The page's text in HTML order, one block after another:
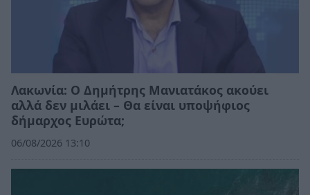
Λακωνία: Ο Δημήτρης Μανιατάκος ακούει
αλλά δεν μιλάει – Θα είναι υποψήφιος
δήμαρχος Ευρώτα;
06/08/2026 13:10